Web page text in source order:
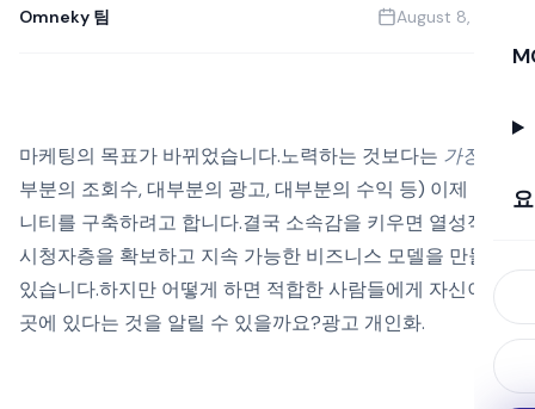
Omneky 팀 August 8, 2023
마케팅의 목표가 바뀌었습니다.노력하는 것보다는 가장
부분의 조회수, 대부분의 광고, 대부분의 수익 등) 이제 커뮤
니티를 구축하려고 합니다.결국 소속감을 키우면 열성적인
시청자층을 확보하고 지속 가능한 비즈니스 모델을 만들 수
있습니다.하지만 어떻게 하면 적합한 사람들에게 자신이 그
곳에 있다는 것을 알릴 수 있을까요?광고 개인화.